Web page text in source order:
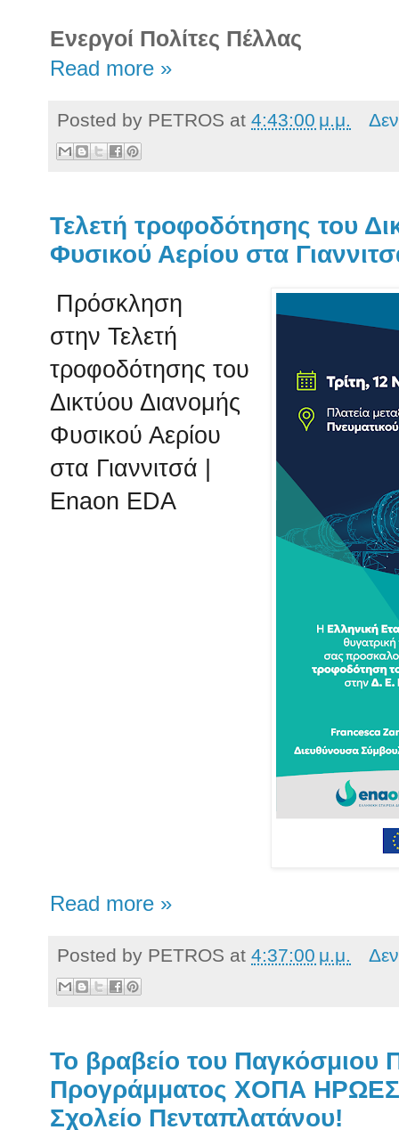
Ενεργοί Πολίτες Πέλλας
Read more »
Posted by PETROS at 4:43:00 μ.μ.
Τελετή τροφοδότησης του
Φυσικού Αερίου στα
Πρόσκληση
στην Τελετή
τροφοδότησης του
Δικτύου Διανομής
Φυσικού Αερίου
στα Γιαννιτσά |
Enaon EDA
Read more »
Posted by PETROS at 4:37:00 μ.μ.
Το βραβείο του Παγκόσμιου
Προγράμματος ΧΟΠΑ ΗΡΩΕΣ
Σχολείο Πενταπλατάνου!